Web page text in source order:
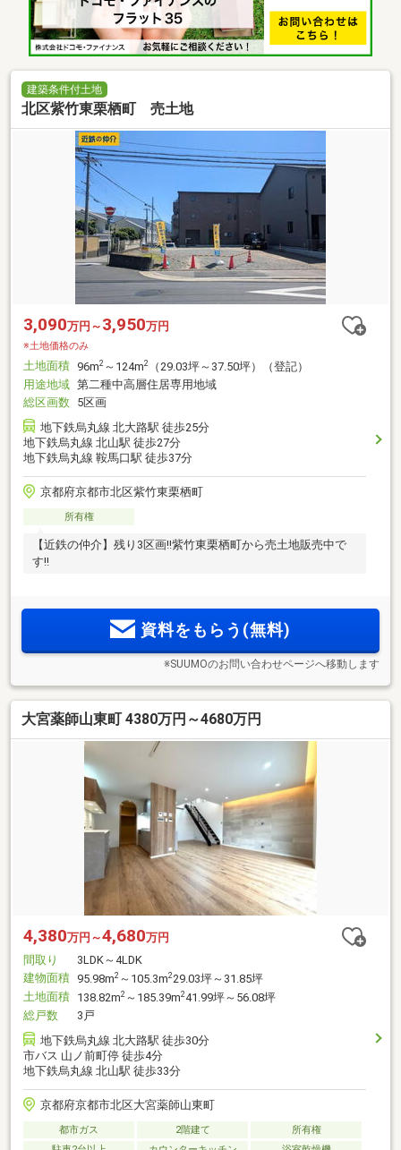
建築条件付土地
北区紫竹東栗栖町 売土地
3,090万円～ 3,950万円
※土地価格のみ
土地面積 96m2 ～124m2
（29.03坪～37.50坪）（登記）
用途地域 第二種中高層住居専用地域
総区画数 5区画
地下鉄烏丸線 北大路駅 徒歩25分
地下鉄烏丸線 北山駅 徒歩27分
地下鉄烏丸線 鞍馬口駅 徒歩37分
京都府京都市北区紫竹東栗栖町
所有権
【近鉄の仲介】残り3区画!!紫竹東栗栖町から売土地販売中で
す!!
資料をもらう(無料)
※SUUMOのお問い合わせページへ移動します
大宮薬師山東町 4380万円～4680万円
4,380万円～4,680万円
間取り
3LDK～4LDK
建物面積 95.98m2 ～105.3m229.03坪～31.85坪
土地面積 138.82m2 ～185.39m241.99坪～56.08坪
総戸数
3戸
地下鉄烏丸線 北大路駅 徒歩30分
市バス 山ノ前町停 徒歩4分
地下鉄烏丸線 北山駅 徒歩33分
京都府京都市北区大宮薬師山東町
都市ガス 2階建て
所有権